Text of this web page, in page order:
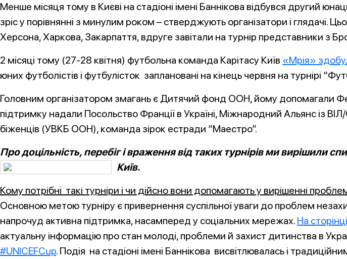
Менше місяця тому в Києві на стадіоні імені Баннікова відбувся другий
зріс у порівнянні з минулим роком – стверджують організатори і глядачі.
Херсона, Харкова, Закарпаття, вдруге завітали на турнір представники з
2 місяці тому (27-28 квітня) футбольна команда Карітасу Київ «Мрія»
юних футболістів і футбулісток заплановані на кінець червня на турнірі
Головним організатором змагань є Дитячий фонд ООН, йому допомагали
підтримку надали Посольство Франції в Україні, Міжнародний Альянс із
біженців (УВКБ ООН), команда зірок естради “Маестро”.
Про доцільність, перебіг і враження від таких турнірів ми вирішили
Київ.
Кому потрібні такі турніри і чи дійсно вони допомагають у вирішенні
Основною метою турніру є привернення суспільної уваги до проблем
напрочуд активна підтримка, насамперед у соціальних мережах. На
актуальну інформацію про стан молоді, проблеми й захист дитинства в
#UNICEFCup. Подія на стадіоні імені Баннікова висвітлювалась і